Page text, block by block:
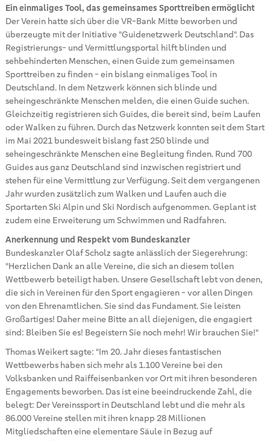
Ein einmaliges Tool, das gemeinsames Sporttreiben ermöglicht
Der Verein hatte sich über die VR-Bank Mitte beworben und
überzeugte mit der Initiative "Guidenetzwerk Deutschland". Das
Registrierungs- und Vermittlungsportal hilft blinden und
sehbehinderten Menschen, einen Guide zum gemeinsamen
Sporttreiben zu finden - ein bislang einmaliges Tool in
Deutschland. In dem Netzwerk können sich blinde und
seheingeschränkte Menschen melden, die einen Guide suchen.
Gleichzeitig registrieren sich Guides, die bereit sind, beim Laufen
oder Walken zu führen. Durch das Netzwerk konnten seit dem Start
im Mai 2021 bundesweit bislang fast 250 blinde und
seheingeschränkte Menschen eine Begleitung finden. Rund 700
Guides aus ganz Deutschland sind inzwischen registriert und
stehen für eine Vermittlung zur Verfügung. Seit dem vergangenen
Jahr wurden zusätzlich zum Walken und Laufen auch die
Sportarten Ski Alpin und Ski Nordisch aufgenommen. Geplant ist
zudem eine Erweiterung um Schwimmen und Radfahren.
Anerkennung und Respekt vom Bundeskanzler
Bundeskanzler Olaf Scholz sagte anlässlich der Siegerehrung:
"Herzlichen Dank an alle Vereine, die sich an diesem tollen
Wettbewerb beteiligt haben. Unsere Gesellschaft lebt von denen,
die sich in Vereinen für den Sport engagieren - vor allen Dingen
von den Ehrenamtlichen. Sie sind das Fundament. Sie leisten
Großartiges! Daher meine Bitte an all diejenigen, die engagiert
sind: Bleiben Sie es! Begeistern Sie noch mehr! Wir brauchen Sie!"
Thomas Weikert sagte: "Im 20. Jahr dieses fantastischen
Wettbewerbs haben sich mehr als 1.100 Vereine bei den
Volksbanken und Raiffeisenbanken vor Ort mit ihren besonderen
Engagements beworben. Das ist eine beeindruckende Zahl, die
belegt: Der Vereinssport in Deutschland lebt und die mehr als
86.000 Vereine stellen mit ihren knapp 28 Millionen
Mitgliedschaften eine elementare Säule in Bezug auf